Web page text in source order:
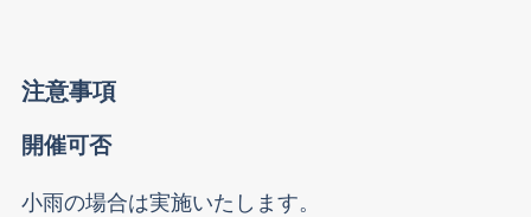
注意事項
開催可否
小雨の場合は実施いたします。